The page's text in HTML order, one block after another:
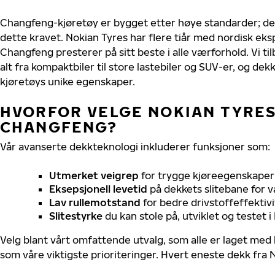
Changfeng-kjøretøy er bygget etter høye standarder;
dette kravet. Nokian Tyres har flere tiår med nordisk
Changfeng presterer på sitt beste i alle værforhold. Vi
alt fra kompaktbiler til store lastebiler og SUV-er, og
kjøretøys unike egenskaper.
HVORFOR VELGE NOKIAN
CHANGFENG?
Vår avanserte dekkteknologi inkluderer funksjoner som:
Utmerket veigrep for trygge
Eksepsjonell levetid på dekkets slitebane for
Lav rullemotstand for bedre
Slitestyrke du kan stole på, utviklet og testet i
Velg blant vårt omfattende utvalg, som alle er laget
som våre viktigste prioriteringer. Hvert eneste dekk fra